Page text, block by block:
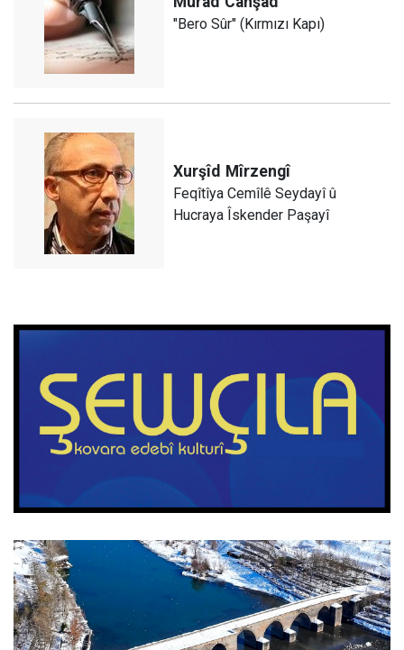
"Bero Sûr" (Kırmızı Kapı)
Xurşîd Mîrzengî
Feqîtîya Cemîlê Seydayî û
Hucraya Îskender Paşayî